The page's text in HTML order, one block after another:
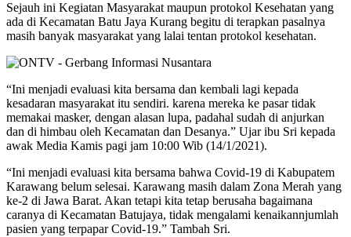
Sejauh ini Kegiatan Masyarakat maupun protokol Kesehatan yang
ada di Kecamatan Batu Jaya Kurang begitu di terapkan pasalnya
masih banyak masyarakat yang lalai tentan protokol kesehatan.
“Ini menjadi evaluasi kita bersama dan kembali lagi kepada
kesadaran masyarakat itu sendiri. karena mereka ke pasar tidak
memakai masker, dengan alasan lupa, padahal sudah di anjurkan
dan di himbau oleh Kecamatan dan Desanya.” Ujar ibu Sri kepada
awak Media Kamis pagi jam 10:00 Wib (14/1/2021).
“Ini menjadi evaluasi kita bersama bahwa Covid-19 di Kabupatem
Karawang belum selesai. Karawang masih dalam Zona Merah yang
ke-2 di Jawa Barat. Akan tetapi kita tetap berusaha bagaimana
caranya di Kecamatan Batujaya, tidak mengalami kenaikannjumlah
pasien yang terpapar Covid-19.” Tambah Sri.